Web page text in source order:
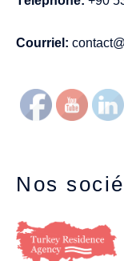
Courriel:
Nos